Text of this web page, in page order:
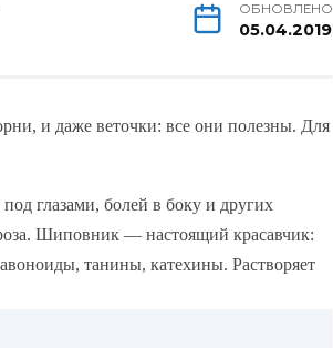
ОБНОВЛЕНО
05.04.2019
и даже веточки: все они полезны. Для
глазами, болей в боку и других
Шиповник — настоящий красавчик:
танины, катехины. Растворяет